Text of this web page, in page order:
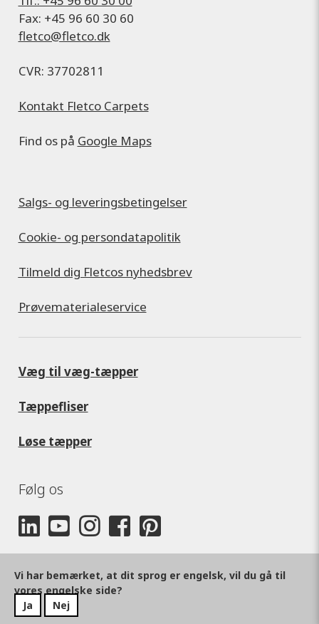
Fax: +45 96 60 30 60
fletco@fletco.dk
CVR: 37702811
Kontakt Fletco Carpets
Find os på Google Maps
Salgs- og leveringsbetingelser
Cookie- og persondatapolitik
Tilmeld dig Fletcos nyhedsbrev
Prøvematerialeservice
Væg til væg-tæpper
Tæppefliser
Løse tæpper
Følg os
Vi har bemærket, at dit sprog er engelsk, vil du gå til
vores engelske side?
Ja
Nej